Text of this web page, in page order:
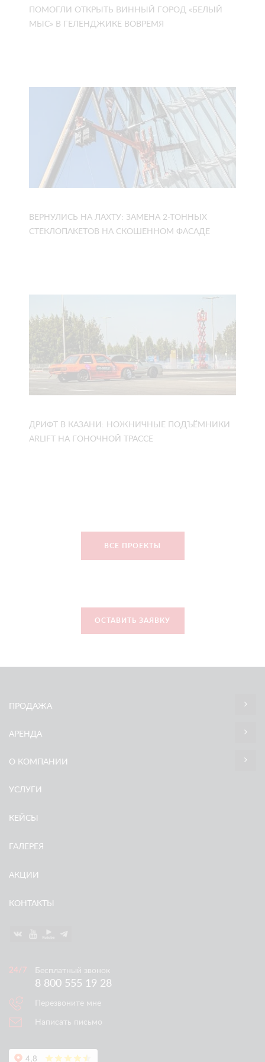
ПОМОГЛИ ОТКРЫТЬ ВИННЫЙ ГОРОД «БЕЛЫЙ
МЫС» В ГЕЛЕНДЖИКЕ ВОВРЕМЯ
ВЕРНУЛИСЬ НА ЛАХТУ: ЗАМЕНА 2-ТОННЫХ
СТЕКЛОПАКЕТОВ НА СКОШЕННОМ ФАСАДЕ
ДРИФТ В КАЗАНИ: НОЖНИЧНЫЕ ПОДЪЁМНИКИ
ARLIFT НА ГОНОЧНОЙ ТРАССЕ
ВСЕ ПРОЕКТЫ
ОСТАВИТЬ ЗАЯВКУ
ПРОДАЖА
АРЕНДА
О КОМПАНИИ
УСЛУГИ
КЕЙСЫ
ГАЛЕРЕЯ
АКЦИИ
КОНТАКТЫ
Бесплатный звонок
8 800 555 19 28
Перезвоните мне
Написать письмо